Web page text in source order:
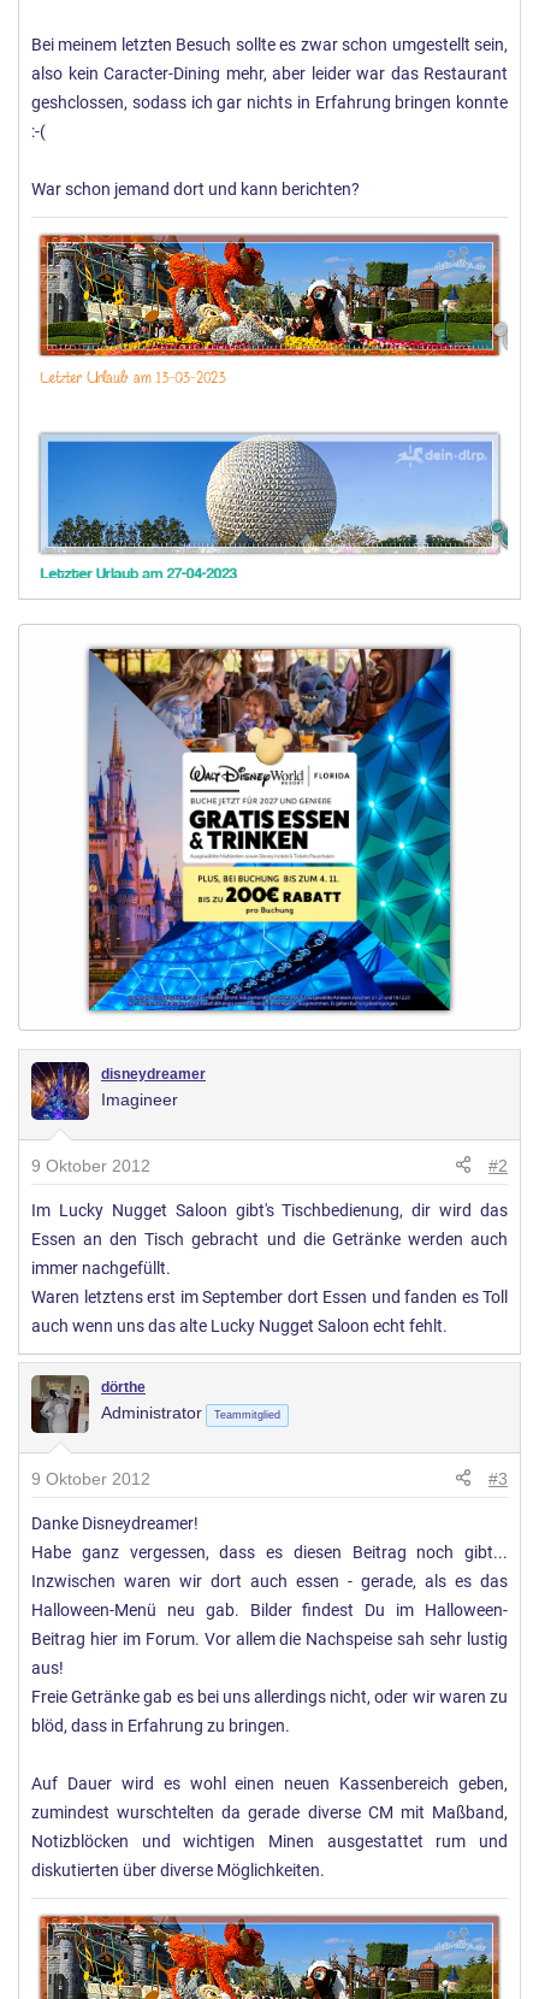
Bei meinem letzten Besuch sollte es zwar schon umgestellt sein,
also kein Caracter-Dining mehr, aber leider war das Restaurant
geshclossen, sodass ich gar nichts in Erfahrung bringen konnte
:-(
War schon jemand dort und kann berichten?
disneydreamer
Imagineer
9 Oktober 2012 #2
Im Lucky Nugget Saloon gibt's Tischbedienung, dir wird das
Essen an den Tisch gebracht und die Getränke werden auch
immer nachgefüllt.
Waren letztens erst im September dort Essen und fanden es Toll
auch wenn uns das alte Lucky Nugget Saloon echt fehlt.
dörthe
Administrator Teammitglied
9 Oktober 2012 #3
Danke Disneydreamer!
Habe ganz vergessen, dass es diesen Beitrag noch gibt...
Inzwischen waren wir dort auch essen - gerade, als es das
Halloween-Menü neu gab. Bilder findest Du im Halloween-
Beitrag hier im Forum. Vor allem die Nachspeise sah sehr lustig
aus!
Freie Getränke gab es bei uns allerdings nicht, oder wir waren zu
blöd, dass in Erfahrung zu bringen.
Auf Dauer wird es wohl einen neuen Kassenbereich geben,
zumindest wurschtelten da gerade diverse CM mit Maßband,
Notizblöcken und wichtigen Minen ausgestattet rum und
diskutierten über diverse Möglichkeiten.